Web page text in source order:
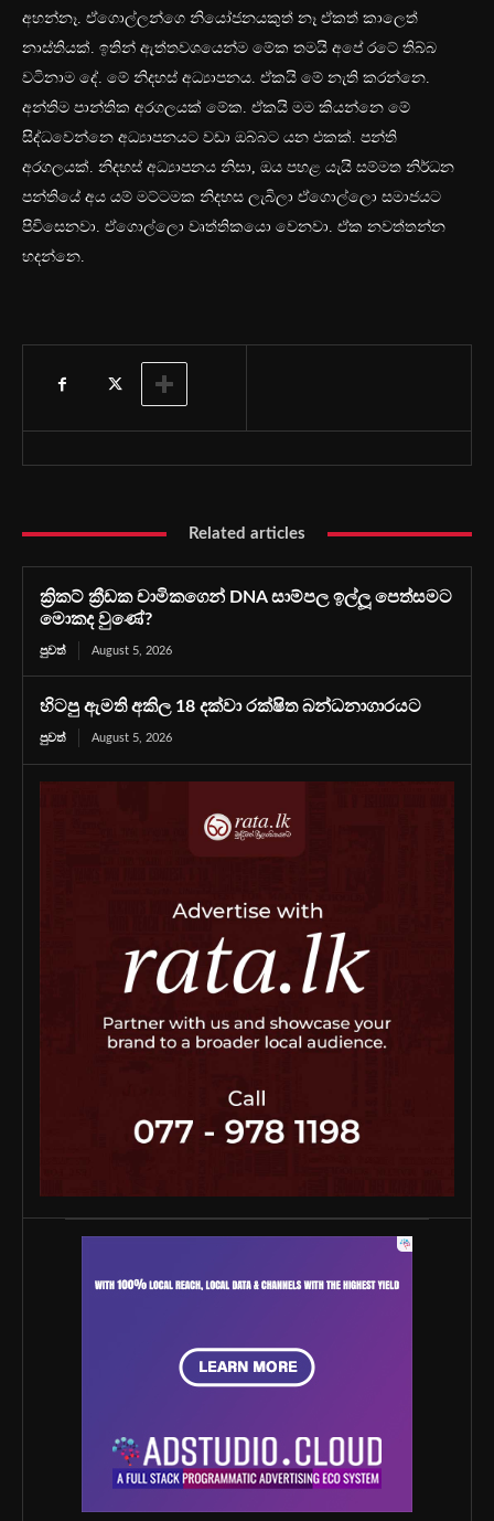
අහන්නෑ. ඒගොල්ලන්ගෙ නියෝජනයකුත් නෑ ඒකත් කාලෙත්
නාස්තියක්. ඉතින් ඇත්තවශයෙන්ම මේක තමයි අපේ රටේ තිබ්බ
වටිනාම දේ. මේ නිදහස් අධ්‍යාපනය. ඒකයි මේ නැති කරන්නෙ.
අන්තිම පාන්තික අරගලයක් මේක. ඒකයි මම කියන්නෙ මේ
සිද්ධවෙන්නෙ අධ්‍යාපනයට වඩා ඔබ්බට යන එකක්. පන්ති
අරගලයක්. නිදහස් අධ්‍යාපනය නිසා, ඔය පහළ යැයි සම්මත නිර්ධන
පන්තියේ අය යම් මට්ටමක නිදහස ලැබිලා ඒගොල්ලො සමාජයට
පිවිසෙනවා. ඒගොල්ලො වෘත්තිකයො වෙනවා. ඒක නවත්තන්න
හදන්නෙ.
Related articles
ක්‍රිකට් ක්‍රීඩක චාමිකගෙන් DNA සාම්පල ඉල්ලූ පෙත්සමට
මොකද වුණේ?
පුවත් August 5, 2026
හිටපු ඇමති අකිල 18 දක්වා රක්ෂිත බන්ධනාගාරයට
පුවත් August 5, 2026